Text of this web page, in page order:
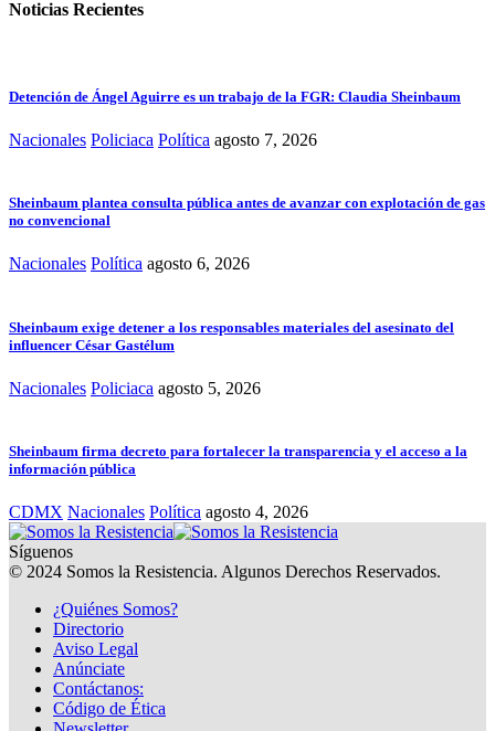
Noticias Recientes
Detención de Ángel Aguirre es un trabajo de la FGR: Claudia Sheinbaum
Nacionales Policiaca Política agosto 7, 2026
Sheinbaum plantea consulta pública antes de avanzar con explotación de gas
no convencional
Nacionales Política agosto 6, 2026
Sheinbaum exige detener a los responsables materiales del asesinato del
influencer César Gastélum
Nacionales Policiaca agosto 5, 2026
Sheinbaum firma decreto para fortalecer la transparencia y el acceso a la
información pública
CDMX Nacionales Política agosto 4, 2026
Síguenos
© 2024 Somos la Resistencia. Algunos Derechos Reservados.
¿Quiénes Somos?
Directorio
Aviso Legal
Anúnciate
Contáctanos:
Código de Ética